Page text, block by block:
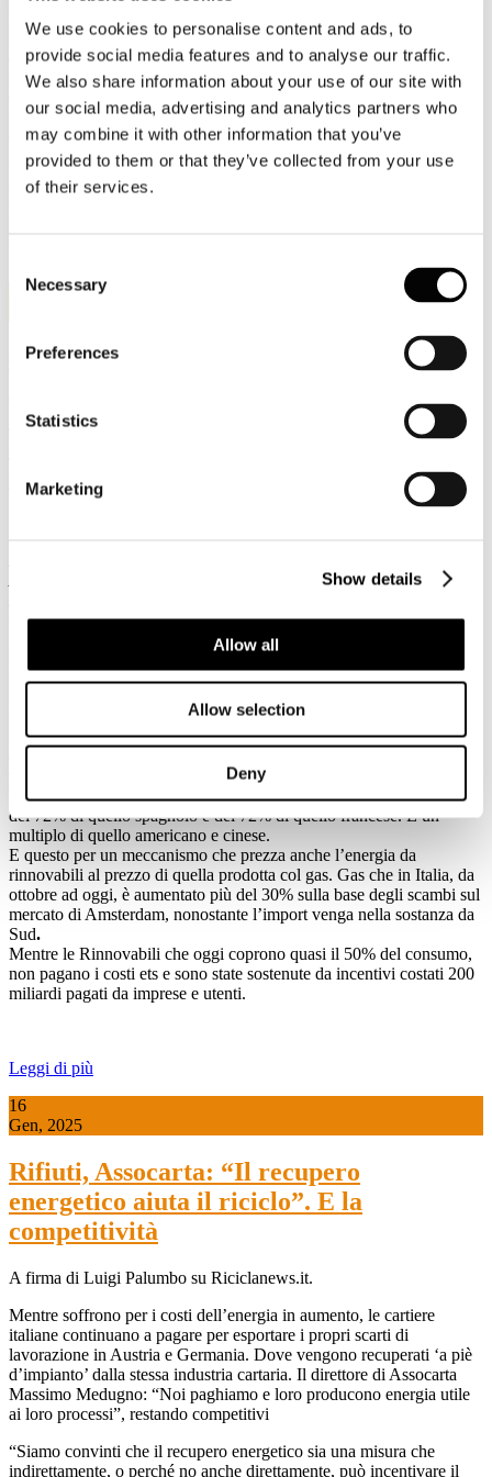
We use cookies to personalise content and ads, to
provide social media features and to analyse our traffic.
We also share information about your use of our site with
our social media, advertising and analytics partners who
may combine it with other information that you’ve
provided to them or that they’ve collected from your use
of their services.
Selection
Necessary
Preferences
Statistics
Marketing
Show details
Allow all
Allow selection
Deny
Economia e Regolazione dei Servizi, Federico Boschi - Capo
Dipartimento Energia, Ministero dell’Ambiente e della Sicurezza
energetica, On. Luca Squeri - Responsabile Dipartimento Energia
Forza Italia, On. Riccardo Zucconi - Responsabile Energia della
Camera per Fratelli d'Italia, On. Vinicio Peluffo - Capogruppo
Partito Democratico in Commissione Attività produttive della
Camera e l'On. Alberto Gusmeroli. Presidente della Commissione
Attività produttive della Camera. Lega.
In diretta streaming sui canali di
#allarme #energia: le richieste urgenti
della domanda di Confindustria in una
lettera aperta pubblicata su Il Sole24Ore
il 22 gennaio
Assofond, Assovetro, Assocarta, Assomet, Confindustria Ceramica,
Consorzi
La situazione del sistema industriale diviene ogni giorno più
insostenibile.
preponderante rischiano il collasso.
E solo quest’ultime impiegano 700000 lavoratori, esportano il 60%
Il prezzo della energia in Italia è più alto del 38% di quello tedesco,
del 72% di quello spagnolo e del 72% di quello francese. È un
multiplo di quello americano e cinese.
E questo per un meccanismo che prezza anche l’energia da
rinnovabili al prezzo di quella prodotta col gas. Gas che in Italia, da
ottobre ad oggi, è aumentato più del 30% sulla base degli scambi sul
mercato di Amsterdam, nonostante l’import venga nella sostanza da
Sud.
Mentre le Rinnovabili che oggi coprono quasi il 50% del consumo,
non pagano i costi ets e sono state sostenute da incentivi costati 200
miliardi pagati da imprese e utenti.
Leggi di più
16
Gen, 2025
Rifiuti, Assocarta: “Il recupero
energetico aiuta il riciclo”. E la
competitività
A firma di Luigi Palumbo su Riciclanews.it.
Mentre soffrono per i costi dell’energia in aumento, le cartiere
italiane continuano a pagare per esportare i propri scarti di
lavorazione in Austria e Germania. Dove vengono recuperati ‘a piè
d’impianto’ dalla stessa industria cartaria. Il direttore di Assocarta
Massimo Medugno: “Noi paghiamo e loro producono energia utile
ai loro processi”, restando competitivi
“Siamo convinti che il recupero energetico sia una misura che
indirettamente, o perché no anche direttamente, può incentivare il